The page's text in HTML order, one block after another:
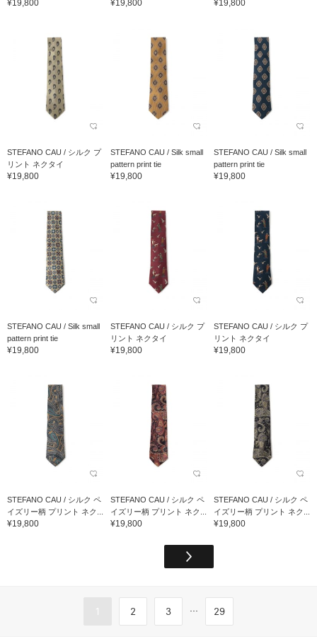
¥19,800 ¥19,800 ¥19,800
STEFANO CAU / シルク プ
リント ネクタイ
¥19,800
STEFANO CAU / Silk small
pattern print tie
¥19,800
STEFANO CAU / Silk small
pattern print tie
¥19,800
STEFANO CAU / Silk small
pattern print tie
¥19,800
STEFANO CAU / シルク プ
リント ネクタイ
¥19,800
STEFANO CAU / シルク プ
リント ネクタイ
¥19,800
STEFANO CAU / シルク ペ
イズリー柄 プリント ネク...
¥19,800
STEFANO CAU / シルク ペ
イズリー柄 プリント ネク...
¥19,800
STEFANO CAU / シルク ペ
イズリー柄 プリント ネク...
¥19,800
1 2 3 ... 29